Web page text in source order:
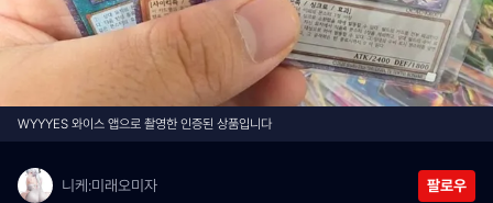
WYYYES 와이스 앱으로 촬영한 인증된 상품입니다
니케:미래오미자 팔로우